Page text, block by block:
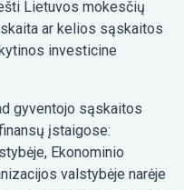
Lietuvos mokesčių
ar kelios sąskaitos
investicine
gyventojo sąskaitos
įstaigose:
Ekonominio
valstybėje narėje